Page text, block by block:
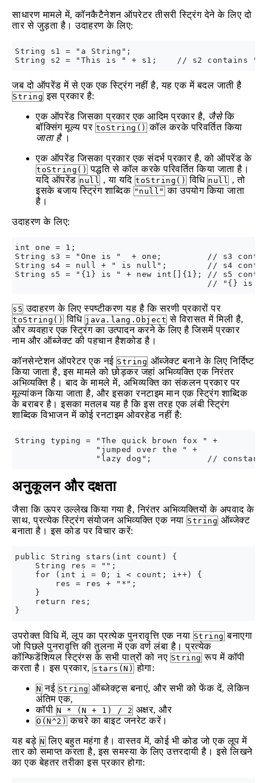
साधारण मामले में, कॉनकैटैनेशन ऑपरेटर तीसरी स्ट्रिंग देने के लिए दो
तार से जुड़ता है। उदाहरण के लिए:
String s1 = "a String";
जब दो ऑपरेंड में से एक एक स्ट्रिंग नहीं है, यह एक में बदल जाती है
String इस प्रकार है:
एक ऑपरेंड जिसका प्रकार एक आदिम प्रकार है, जैसेकि
बॉक्सिंग मूल्य पर toString() कॉल करके परिवर्तित किया
जाता है।
एक ऑपरेंड जिसका प्रकार एक संदर्भ प्रकार है, को ऑपरेंड के
toString() पद्धति से कॉल करके परिवर्तित किया जाता है।
यदि ऑपरेंड null , या यदि toString() विधि null , तो
इसके बजाय स्ट्रिंग शाब्दिक "null" का उपयोग किया जाता
है।
उदाहरण के लिए:
int one = 1;
String s3 = "One is "  + one;         // s3
String s4 = null + " is null";        // s4
String s5 = "{1} is " + new int[]{1}; // s5
s5 उदाहरण के लिए स्पष्टीकरण यह है कि सरणी प्रकारों पर
toString() विधि java.lang.Object से विरासत में मिली है,
और व्यवहार एक स्ट्रिंग का उत्पादन करने के लिए है जिसमें प्रकार
नाम और ऑब्जेक्ट की पहचान हैशकोड है।
कॉनसेन्टेशन ऑपरेटर एक नई String ऑब्जेक्ट बनाने के लिए निर्दिष्ट
किया जाता है, इस मामले को छोड़कर जहां अभिव्यक्ति एक निरंतर
अभिव्यक्ति है। बाद के मामले में, अभिव्यक्ति का संकलन प्रकार पर
मूल्यांकन किया जाता है, और इसका रनटाइम मान एक स्ट्रिंग शाब्दिक
के बराबर है। इसका मतलब यह है कि इस तरह एक लंबी स्ट्रिंग
शाब्दिक विभाजन में कोई रनटाइम ओवरहेड नहीं है:
String typing = "The quick brown fox " +
                "jumped over the " +
अनुकूलन और दक्षता
जैसा कि ऊपर उल्लेख किया गया है, निरंतर अभिव्यक्तियों के अपवाद के
साथ, प्रत्येक स्ट्रिंग संयोजन अभिव्यक्ति एक नया String ऑब्जेक्ट
बनाता है। इस कोड पर विचार करें:
public String stars(int count) {
    String res = "";
    for (int i = 0; i < count; i++) {
        res = res + "*";
    }
    return res;
उपरोक्त विधि में, लूप का प्रत्येक पुनरावृत्ति एक नया String बनाएगा
जो पिछले पुनरावृत्ति की तुलना में एक वर्ण लंबा है। प्रत्येक
कॉन्फिडेंशियल स्ट्रिंग्स के सभी पात्रों को नए String रूप में कॉपी
करता है। इस प्रकार, stars(N) होगा:
N नई String ऑब्जेक्ट्स बनाएं, और सभी को फेंक दें, लेकिन
अंतिम एक,
कॉपी N * (N + 1) / 2 अक्षर, और
O(N^2) कचरे का बाइट जनरेट करें।
यह बड़े N लिए बहुत महंगा है। वास्तव में, कोई भी कोड जो एक लूप में
तार को समाप्‍त करता है, इस समस्‍या के लिए उत्तरदायी है। इसे लिखने
का एक बेहतर तरीका इस प्रकार होगा: